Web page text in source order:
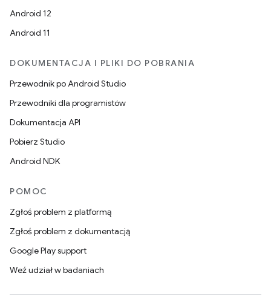
Android 12
Android 11
DOKUMENTACJA I PLIKI DO POBRANIA
Przewodnik po Android Studio
Przewodniki dla programistów
Dokumentacja API
Pobierz Studio
Android NDK
POMOC
Zgłoś problem z platformą
Zgłoś problem z dokumentacją
Google Play support
Weź udział w badaniach